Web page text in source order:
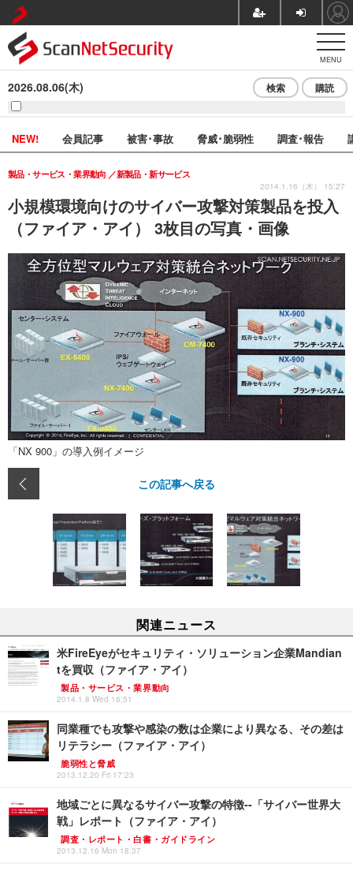
MENU
2026.08.06(木) 検索 購読
NEW! 会員記事 被害･事故 脅威･脆弱性 調査･報告
小規模環境向けのサイバー攻撃対策製品を投入
（ファイア・アイ） 3枚目の写真・画像
製品・サービス・業界動向 新製品・新サービス
2014.1.16（木） 15:27
「NX 900」の導入例イメージ
この記事へ戻る
関連ニュース
米FireEyeがセキュリティ・ソリューション企業Mandian
tを買収（ファイア・アイ）
製品・サービス・業界動向
2014.1.8 Wed 16:51
同業種でも攻撃や感染の数は企業により異なる、その差は
リテラシー（ファイア・アイ）
脆弱性と脅威
2013.12.20 Fri 17:23
地域ごとに異なるサイバー攻撃の特徴--「サイバー世界大
戦」レポート（ファイア・アイ）
調査・レポート・白書・ガイドライン
2013.12.16 Mon 18:37